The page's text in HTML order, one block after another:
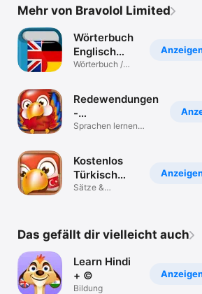
Mehr von Bravolol Limited
Wörterbuch
Englisch
Deutsch *
Wörterbuch /
Redewendungen
-
Fremdsprachen
Sprachen lernen
Kostenlos
Türkisch
lernen
Sätze &
Das gefällt dir vielleicht auch
Learn Hindi
+ ©
Bildung